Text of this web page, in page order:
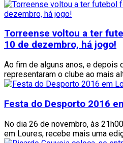
Torreense voltou a ter
10 de dezembro, há jogo!
Ao fim de alguns anos, e depois
representaram o clube ao mais
Festa do Desporto 2016
No dia 26 de novembro, às
em Loures, recebe mais uma